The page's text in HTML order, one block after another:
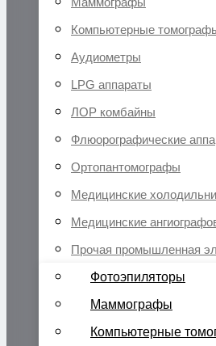
Компьютерные
Аудиометры
LPG аппараты
ЛОР комбайны
Флюорографические
Ортопантомографы
Медицинские
Медицинские
Прочая промышленная
Фотоэпиляторы
Маммографы
Компьютерные